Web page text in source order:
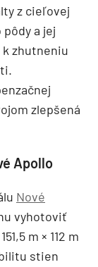
z cieľovej
a jej
k zhutneniu
zlepšená
Apollo
Nové
vyhotoviť
m × 112 m
stien